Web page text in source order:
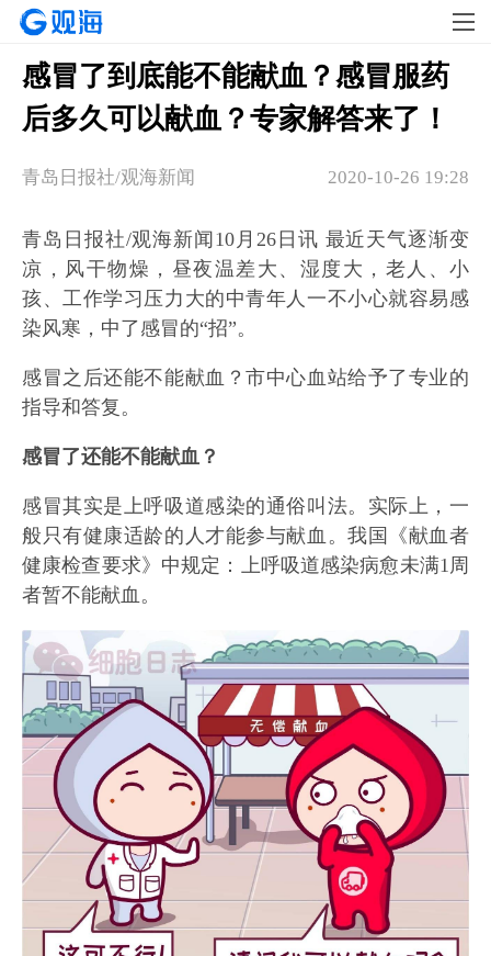
感冒了到底能不能献血？感冒服药
后多久可以献血？专家解答来了！
2020-10-26 19:28
青岛日报社/观海新闻
青岛日报社/观海新闻10月26日讯 最近天气逐渐变
凉，风干物燥，昼夜温差大、湿度大，老人、小
孩、工作学习压力大的中青年人一不小心就容易感
染风寒，中了感冒的“招”。
感冒之后还能不能献血？市中心血站给予了专业的
指导和答复。
感冒了还能不能献血？
感冒其实是上呼吸道感染的通俗叫法。实际上，一
般只有健康适龄的人才能参与献血。我国《献血者
健康检查要求》中规定：上呼吸道感染病愈未满1周
者暂不能献血。